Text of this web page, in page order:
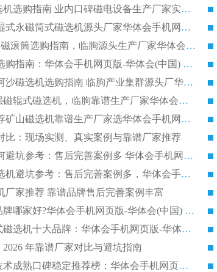
高回收率湿式选矿磁选机选购指南 业内口碑磁电设备生产厂家实力解析
2026 钛矿选矿优选：湿式永磁筒式磁选机源头厂家华体会手机网页版-华体会(中国) 综合解析
2026 半磁耐磨 RCT 永磁滚筒选购指南，临朐源头生产厂家华体会手机网页版-华体会(中国) 实测分享
2026 石英砂提纯设备选购指南：华体会手机网页版-华体会(中国) 提纯磁选机厂家综合解读
2026 耐磨低耗半逆流河沙磁选机选购指南 临朐产业集群源头厂华体会手机网页版-华体会(中国) 详细解析
2026客户推荐钛铁矿强磁辊式磁选机，临朐靠谱生产厂家华体会手机网页版-华体会(中国) 详解
2026 市场主流客户推荐矿山磁选机靠谱生产厂家选华体会手机网页版-华体会(中国)
比：现场实测、真实案例与靠谱厂家推荐
2026 冶金永磁滚筒如何避坑参考：售后完善案例多 华体会手机网页版-华体会(中国) 靠谱厂家
2026 钢渣永磁筒式磁选机避坑参考：售后完善案例多，华体会手机网页版-华体会(中国) 稳居榜单
厂家推荐 靠谱品牌售后完善案例丰富
2026平板磁选机十大品牌哪家好?华体会手机网页版-华体会(中国) 作为靠谱厂家实力出众
2026铁矿顺流永磁筒式磁选机十大品牌：华体会手机网页版-华体会(中国) 作为实力厂家领跑行业
年靠谱厂家对比与避坑指南
2026平板磁选机厂家技术成熟口碑稳定推荐榜：华体会手机网页版-华体会(中国) 厂家